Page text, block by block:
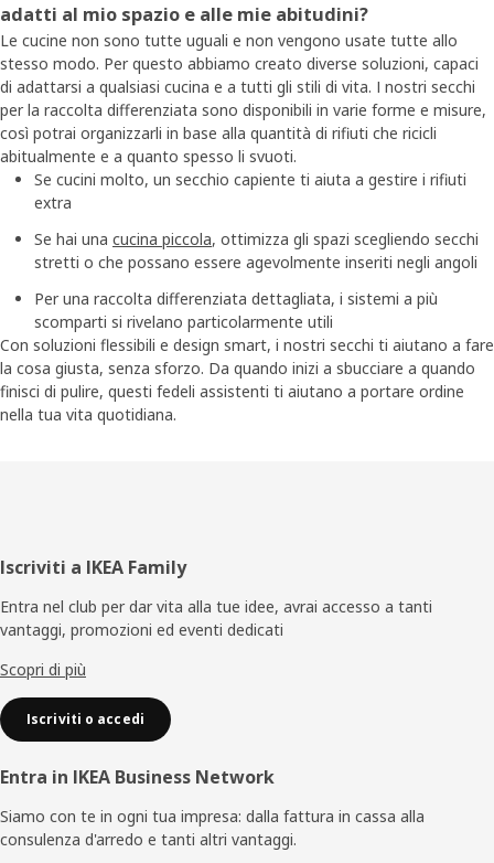
adatti al mio spazio e alle mie abitudini?
Le cucine non sono tutte uguali e non vengono usate tutte allo
stesso modo. Per questo abbiamo creato diverse soluzioni, capaci
di adattarsi a qualsiasi cucina e a tutti gli stili di vita. I nostri secchi
per la raccolta differenziata sono disponibili in varie forme e misure,
così potrai organizzarli in base alla quantità di rifiuti che ricicli
abitualmente e a quanto spesso li svuoti.
Se cucini molto, un secchio capiente ti aiuta a gestire i rifiuti
extra
Se hai una cucina piccola, ottimizza gli spazi scegliendo secchi
stretti o che possano essere agevolmente inseriti negli angoli
Per una raccolta differenziata dettagliata, i sistemi a più
scomparti si rivelano particolarmente utili
Con soluzioni flessibili e design smart, i nostri secchi ti aiutano a fare
la cosa giusta, senza sforzo. Da quando inizi a sbucciare a quando
finisci di pulire, questi fedeli assistenti ti aiutano a portare ordine
nella tua vita quotidiana.
Piè
di
pagina
Iscriviti a IKEA Family
Entra nel club per dar vita alla tue idee, avrai accesso a tanti
vantaggi, promozioni ed eventi dedicati
Scopri di più
Iscriviti o accedi
Entra in IKEA Business Network
Siamo con te in ogni tua impresa: dalla fattura in cassa alla
consulenza d'arredo e tanti altri vantaggi.